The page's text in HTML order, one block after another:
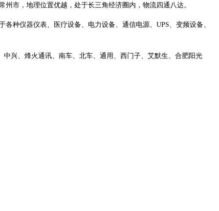
市，地理位置优越，处于长三角经济圈内，物流四通八达。
种仪器仪表、医疗设备、电力设备、通信电源、UPS、变频设备、
兴、烽火通讯、南车、北车、通用、西门子、艾默生、合肥阳光